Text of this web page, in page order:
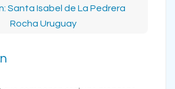
Santa Isabel de La Pedrera
Rocha Uruguay